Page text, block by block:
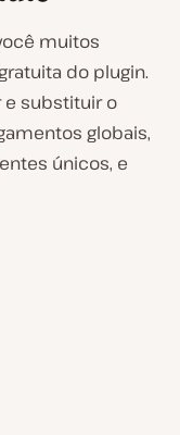
muitos
do plugin.
e substituir o
globais,
únicos, e